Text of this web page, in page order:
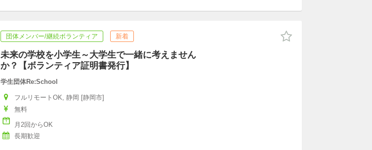
団体メンバー/継続ボランティア 新着
未来の学校を小学生～大学生で一緒に考えません
か？【ボランティア証明書発行】
学生団体Re:School
フルリモートOK, 静岡 [静岡市]
無料
月2回からOK
長期歓迎